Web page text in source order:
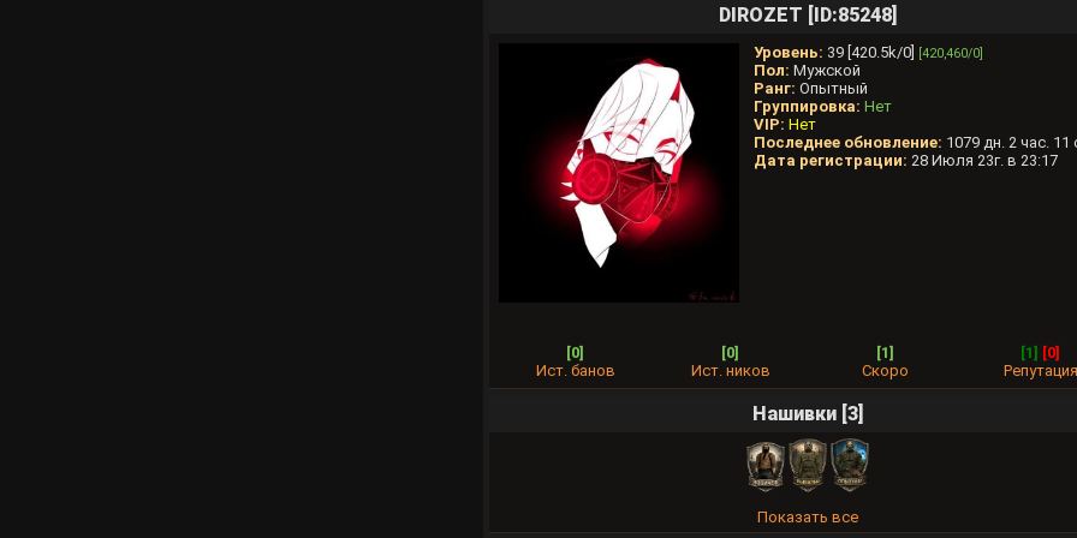
DIROZET [ID:85248]
Уровень: 39 [420.5k/0] [420,460/0]
Пол: Мужской
Ранг: Опытный
Группировка: Нет
VIP: Нет
Последнее обновление: 1079 дн. 2 час. 11
Дата регистрации: 28 Июля 23г. в 23:17
[0]
Ист. банов
[0]
Ист. ников
[1]
Скоро
[1] [0]
Репутация
Нашивки [3]
Показать все